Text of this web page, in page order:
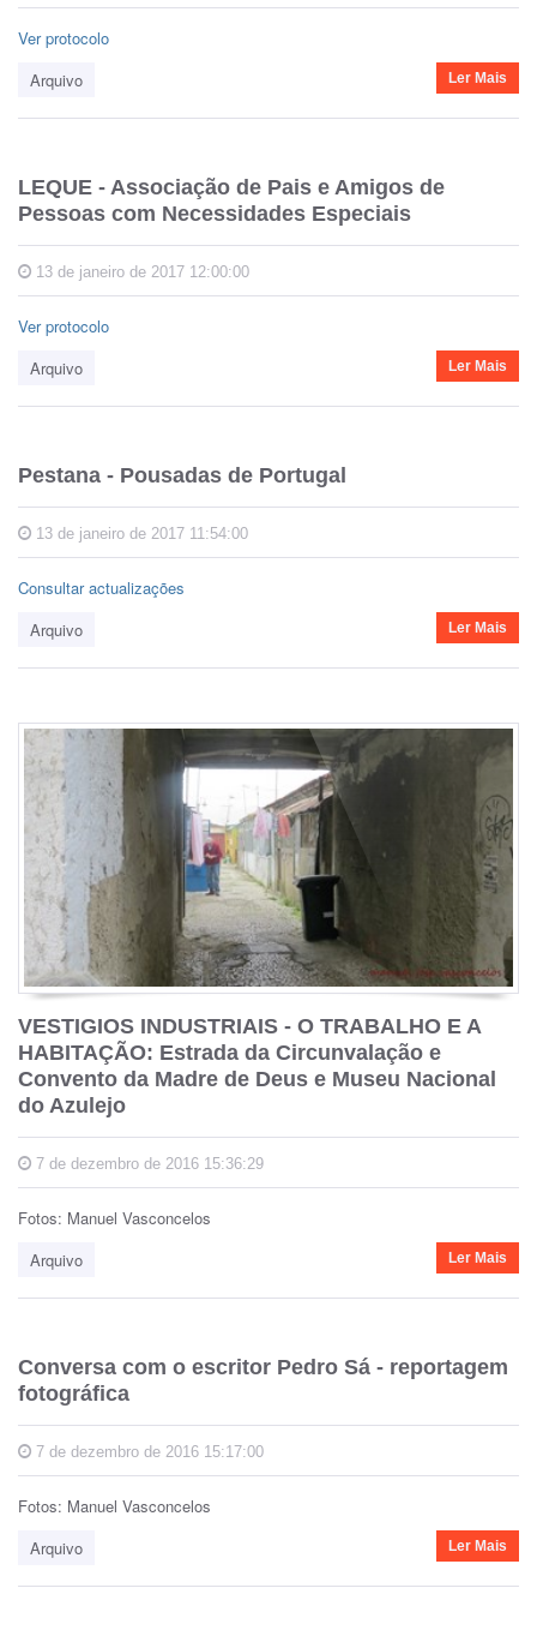
Ver protocolo
Arquivo
Ler Mais
LEQUE - Associação de Pais e Amigos de
Pessoas com Necessidades Especiais
13 de janeiro de 2017 12:00:00
Ver protocolo
Arquivo
Ler Mais
Pestana - Pousadas de Portugal
13 de janeiro de 2017 11:54:00
Consultar actualizações
Arquivo
Ler Mais
VESTIGIOS INDUSTRIAIS - O TRABALHO E A
HABITAÇÃO: Estrada da Circunvalação e
Convento da Madre de Deus e Museu Nacional
do Azulejo
7 de dezembro de 2016 15:36:29
Fotos: Manuel Vasconcelos
Arquivo
Ler Mais
Conversa com o escritor Pedro Sá - reportagem
fotográfica
7 de dezembro de 2016 15:17:00
Fotos: Manuel Vasconcelos
Arquivo
Ler Mais